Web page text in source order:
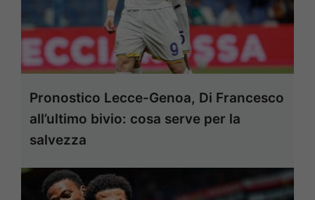
Pronostico Lecce-Genoa, Di Francesco
all’ultimo bivio: cosa serve per la
salvezza